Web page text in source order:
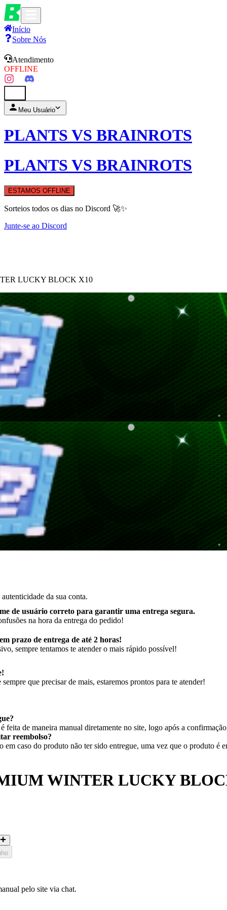
Início
Sobre Nós
Atendimento
OFFLINE
Meu Usuário
PLANTS VS BRAINROTS
PLANTS VS BRAINROTS
ESTAMOS OFFLINE
Sorteios todos os dias no Discord 🚀✨
Junte-se ao Discord
LUCKY BLOCK X10
da sua conta.
de usuário correto para garantir uma entrega segura.
na hora da entrega do pedido!
prazo de entrega de até 2 horas!
sempre tentamos te atender o mais rápido possível!
que precisar de mais, estaremos prontos para te atender!
feita de maneira manual diretamente no site, logo após a
reembolso?
em caso do produto não ter sido entregue, uma vez que o produto é
WINTER LUCKY
pelo site via chat.